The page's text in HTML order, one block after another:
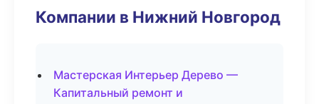
Компании в Нижний Новгород
Мастерская Интерьер Дерево —
Капитальный ремонт и